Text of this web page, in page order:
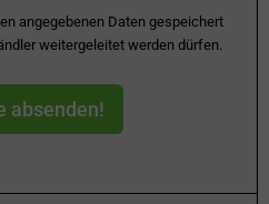
angegebenen Daten gespeichert
weitergeleitet werden dürfen.
absenden!